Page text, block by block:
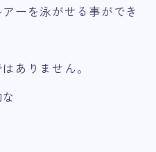
ーを泳がせる事ができ
ありません。